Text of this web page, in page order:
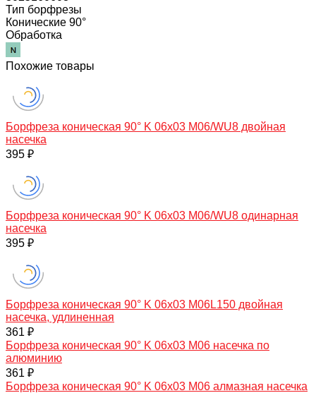
Тип борфрезы
Конические 90°
Обработка
Похожие товары
Борфреза коническая 90° K 06х03 M06/WU8 двойная
насечка
395 ₽
Борфреза коническая 90° K 06х03 M06/WU8 одинарная
насечка
395 ₽
Борфреза коническая 90° K 06х03 M06L150 двойная
насечка, удлиненная
361 ₽
Борфреза коническая 90° K 06х03 M06 насечка по
алюминию
361 ₽
Борфреза коническая 90° K 06х03 M06 алмазная насечка